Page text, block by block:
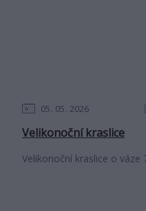
05 05 2026
Velikonoční kraslice
Velikonoční kraslice o váze